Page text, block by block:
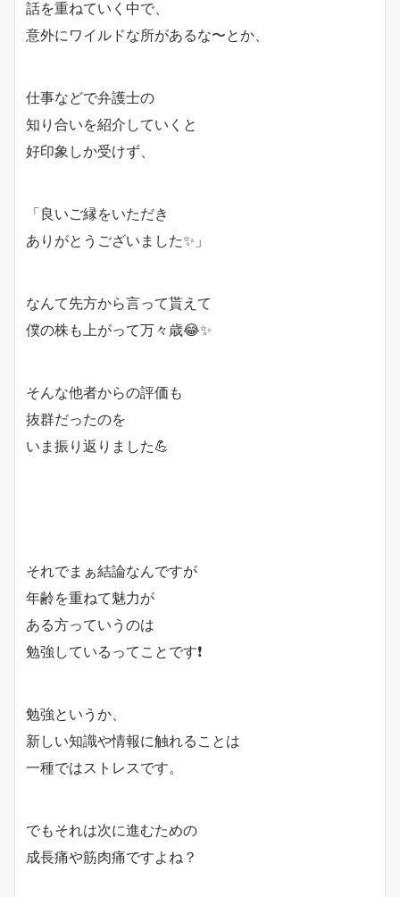
話を重ねていく中で、
意外にワイルドな所があるな〜とか、
仕事などで弁護士の
知り合いを紹介していくと
好印象しか受けず、
「良いご縁をいただき
ありがとうございました✨」
なんて先方から言って貰えて
僕の株も上がって万々歳😂✨
そんな他者からの評価も
抜群だったのを
いま振り返りました💪
それでまぁ結論なんですが
年齢を重ねて魅力が
ある方っていうのは
勉強しているってことです❗️
勉強というか、
新しい知識や情報に触れることは
一種ではストレスです。
でもそれは次に進むための
成長痛や筋肉痛ですよね？